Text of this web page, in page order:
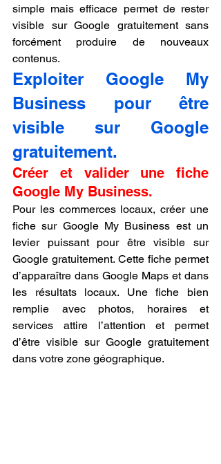
simple mais efficace permet de rester
visible sur Google gratuitement sans
forcément produire de nouveaux
contenus.
Exploiter Google My
Business pour être
visible sur Google
gratuitement.
Créer et valider une fiche
Google My Business.
Pour les commerces locaux, créer une
fiche sur Google My Business est un
levier puissant pour être visible sur
Google gratuitement. Cette fiche permet
d’apparaître dans Google Maps et dans
les résultats locaux. Une fiche bien
remplie avec photos, horaires et
services attire l’attention et permet
d’être visible sur Google gratuitement
dans votre zone géographique.